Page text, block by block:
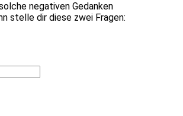
negativen Gedanken
stelle dir diese zwei Fragen: